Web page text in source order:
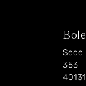
Sede
353